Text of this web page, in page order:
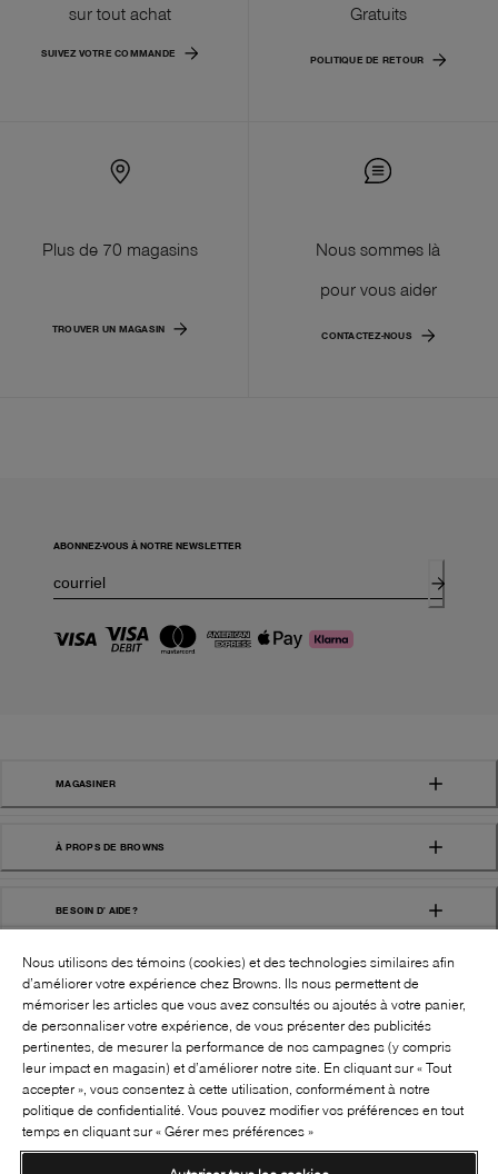
sur tout achat
SUIVEZ VOTRE COMMANDE
Gratuits
POLITIQUE DE RETOUR
Plus de 70 magasins
TROUVER UN MAGASIN
Nous sommes là
pour vous aider
CONTACTEZ-NOUS
ABONNEZ-VOUS À NOTRE NEWSLETTER
MAGASINER
À PROPS DE BROWNS
BESOIN D' AIDE?
BROWNS SHOES INC. TOUS DROITS
RÉSERVÉS
SUIVEZ-NOUS!:
Nous utilisons des témoins (cookies) et des technologies similaires afin
d’améliorer votre expérience chez Browns. Ils nous permettent de
mémoriser les articles que vous avez consultés ou ajoutés à votre panier,
de personnaliser votre expérience, de vous présenter des publicités
pertinentes, de mesurer la performance de nos campagnes (y compris
leur impact en magasin) et d’améliorer notre site. En cliquant sur « Tout
accepter », vous consentez à cette utilisation, conformément à notre
politique de confidentialité. Vous pouvez modifier vos préférences en tout
temps en cliquant sur « Gérer mes préférences »